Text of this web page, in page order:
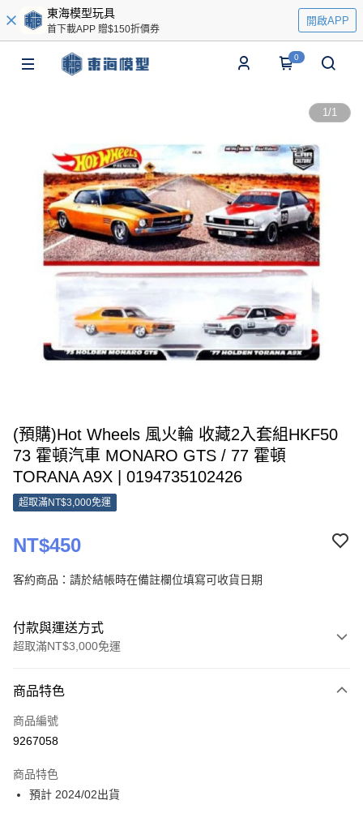
東海模型玩具
首下載APP 贈$150折價券
開啟APP
0
1/1
(預購)Hot Wheels 風火輪 收藏2入套組HKF50
73 霍頓汽車 MONARO GTS / 77 霍頓
TORANA A9X | 0194735102426
超取滿NT$3,000免運
NT$450
客約商品：請於結帳時在備註欄位填寫可收貨日期
付款與運送方式
超取滿NT$3,000免運
信用卡一次付款
超商取貨付款
Google Pay
商品特色
商品編號
9267058
商品特色
預計 2024/02出貨